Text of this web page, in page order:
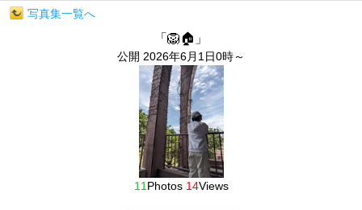
写真集一覧へ
「🦁🏠️」
公開 2026年6月1日0時～
11 Photos 14Views